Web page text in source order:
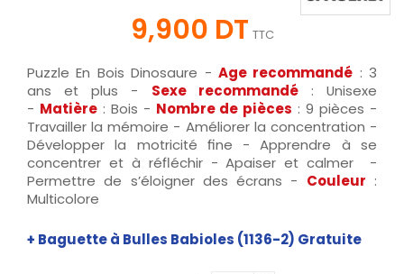
9,900 DT TTC
Puzzle En Bois Dinosaure - Age recommandé : 3
ans et plus - Sexe recommandé: Unisexe
- Matière: Bois - Nombre de pièces : 9 pièces -
Travailler la mémoire - Améliorer la concentration -
Développer la motricité fine - Apprendre à se
concentrer et à réfléchir - Apaiser et calmer -
Permettre de s’éloigner des écrans - Couleur :
Multicolore
+ Baguette à Bulles Babioles (1136-2) Gratuite